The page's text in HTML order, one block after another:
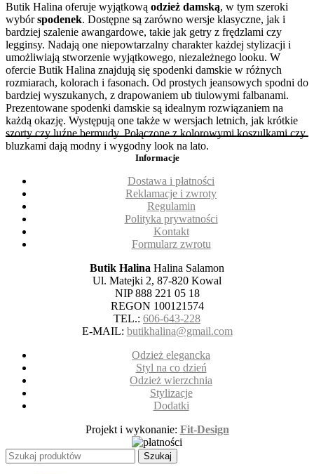
Butik Halina oferuje wyjątkową odzież damską, w tym szeroki
wybórspodenek. Dostępne są zarówno wersje klasyczne, jak i
bardziej szalenie awangardowe, takie jak getry z frędzlami czy
legginsy. Nadają one niepowtarzalny charakter każdej stylizacji i
umożliwiają stworzenie wyjątkowego, niezależnego looku. W
ofercie Butik Halina znajdują się spodenki damskie w różnych
rozmiarach, kolorach i fasonach. Od prostych jeansowych spodni do
bardziej wyszukanych, z drapowaniem ub tiulowymi falbanami.
Prezentowane spodenki damskie są idealnym rozwiązaniem na
każdą okazję. Występują one także w wersjach letnich, jak krótkie
szorty czy luźne bermudy. Połączone z kolorowymi koszulkami czy
bluzkami dają modny i wygodny look na lato.
Informacje
Dostawa i płatności
Reklamacje i zwroty
Regulamin
Polityka prywatności
Kontakt
Formularz zwrotu
Butik Halina Halina Salamon
Ul. Matejki 2, 87-820 Kowal
NIP 888 221 05 18
REGON 100121574
TEL.: 606-643-228
E-MAIL: butikhalina@gmail.com
Odzież elegancka
Styl na co dzień
Odzież wierzchnia
Stylizacje
Dodatki
Projekt i wykonanie: Fit-Design
Szukaj